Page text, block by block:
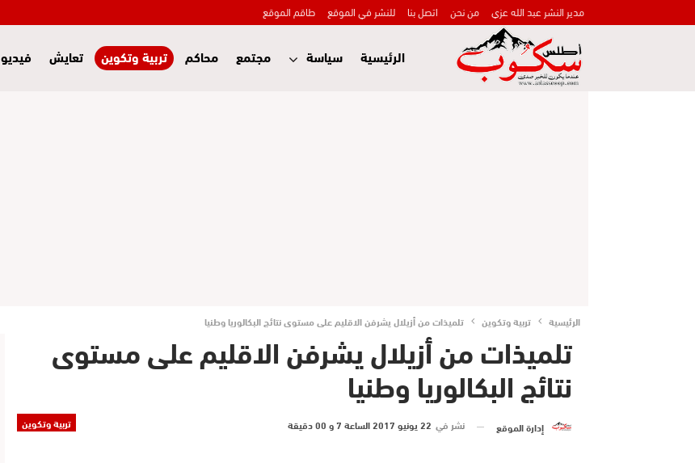
مدير النشر عبد الله عزي من نحن اتصل بنا للنشر في الموقع طاقم الموقع
الرئيسية سياسة مجتمع محاكم تربية وتكوين تعايش فيديو
الرئيسية تربية وتكوين تلميذات من أزيلال يشرفن الاقليم على مستوى نتائج البكالوريا وطنيا
تلميذات من أزيلال يشرفن الاقليم على مستوى
نتائج البكالوريا وطنيا
تربية وتكوين إدارة الموقع نشر في 22 يونيو 2017 الساعة 7 و 00 دقيقة